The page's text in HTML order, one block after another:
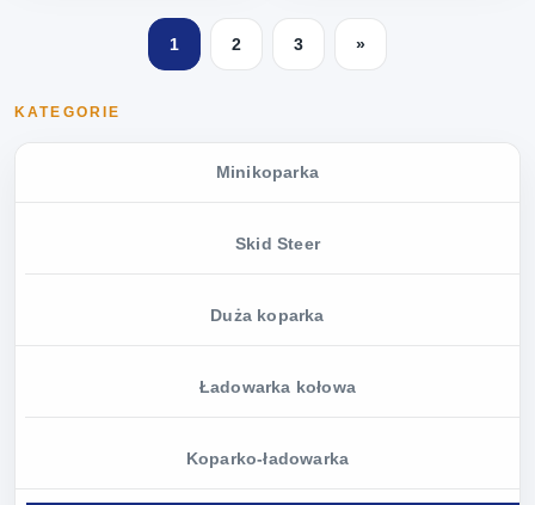
KATEGORIE
Minikoparka
Skid Steer
Duża koparka
Ładowarka kołowa
Koparko-ładowarka
1 2 3 »